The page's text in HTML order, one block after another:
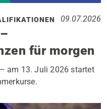
09.07.2026
für morgen
am 13. Juli 2026 startet